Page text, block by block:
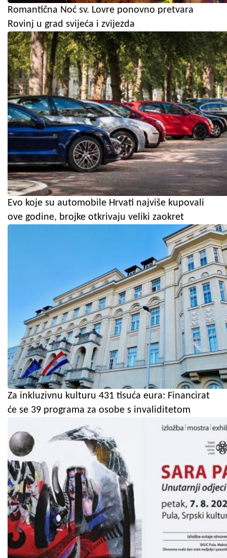
Romantična Noć sv. Lovre ponovno pretvara
Rovinj u grad svijeća i zvijezda
Evo koje su automobile Hrvati najviše kupovali
ove godine, brojke otkrivaju veliki zaokret
Za inkluzivnu kulturu 431 tisuća eura: Financirat
će se 39 programa za osobe s invaliditetom